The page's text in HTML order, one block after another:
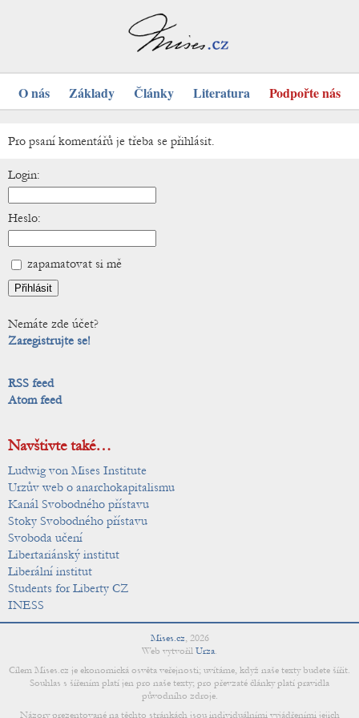
O nás Základy Články Literatura Podpořte nás
Pro psaní komentářů je třeba se přihlásit.
Login:
Heslo:
zapamatovat si mě
Nemáte zde účet?
Zaregistrujte se!
RSS feed
Atom feed
Navštivte také…
Ludwig von Mises Institute
Urzův web o anarchokapitalismu
Kanál Svobodného přístavu
Stoky Svobodného přístavu
Svoboda učení
Libertariánský institut
Liberální institut
Students for Liberty CZ
INESS
Mises.cz, 2026
Web vytvořil Urza.
Cílem Mises.cz je ekonomická osvěta veřejnosti; uvítáme, když naše texty budete šířit.
Souhlas s šířením platí jen pro naše texty; pro převzaté články platí pravidla
původního zdroje.
Názory prezentované na těchto stránkách jsou individuálními vyjádřeními jejich